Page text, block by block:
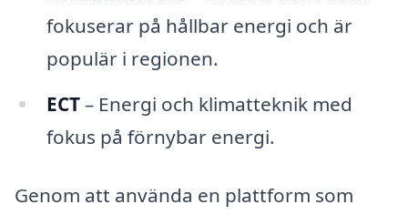
fokuserar på hållbar energi och är
populär i regionen.
ECT– Energi och klimatteknik med
fokus på förnybar energi.
Genom att använda en plattform som